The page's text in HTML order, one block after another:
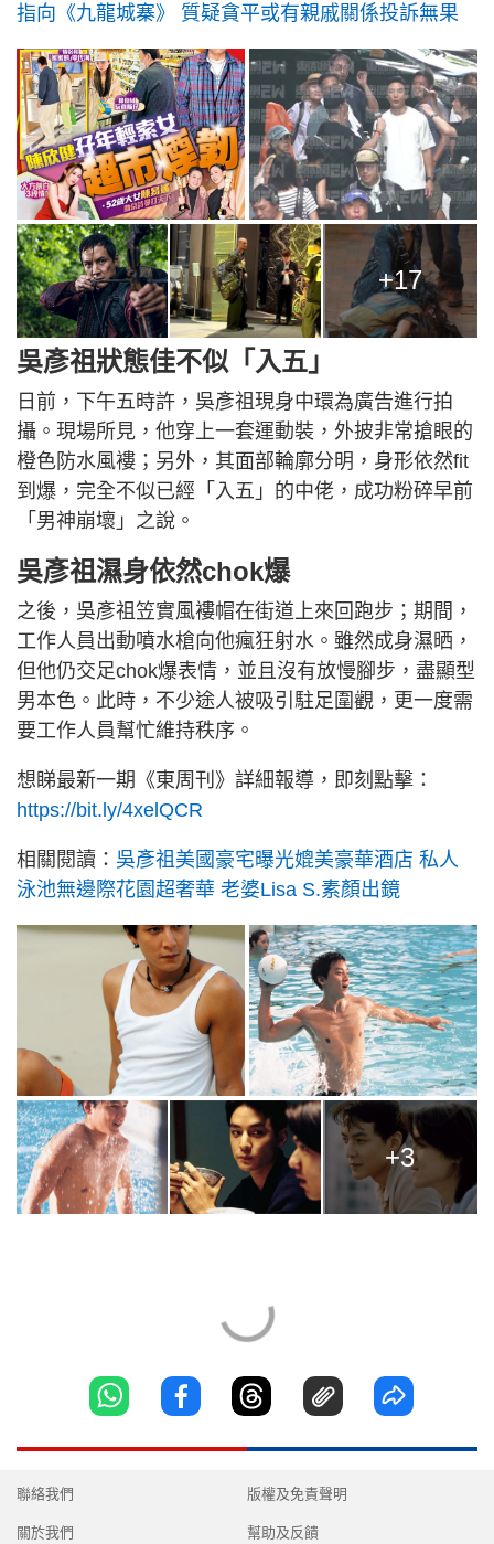
指向《九龍城寨》 質疑貪平或有親戚關係投訴無果
+17
吳彥祖狀態佳不似「入五」
日前，下午五時許，吳彥祖現身中環為廣告進行拍
攝。現場所見，他穿上一套運動裝，外披非常搶眼的
橙色防水風褸；另外，其面部輪廓分明，身形依然fit
到爆，完全不似已經「入五」的中佬，成功粉碎早前
「男神崩壞」之說。
吳彥祖濕身依然chok爆
之後，吳彥祖笠實風褸帽在街道上來回跑步；期間，
工作人員出動噴水槍向他瘋狂射水。雖然成身濕晒，
但他仍交足chok爆表情，並且沒有放慢腳步，盡顯型
男本色。此時，不少途人被吸引駐足圍觀，更一度需
要工作人員幫忙維持秩序。
想睇最新一期《東周刊》詳細報導，即刻點擊：
https://bit.ly/4xelQCR
相關閱讀： 吳彥祖美國豪宅曝光媲美豪華酒店 私人
泳池無邊際花園超奢華 老婆Lisa S.素顏出鏡
+3
聯絡我們
關於我們
版權及免責聲明
幫助及反饋